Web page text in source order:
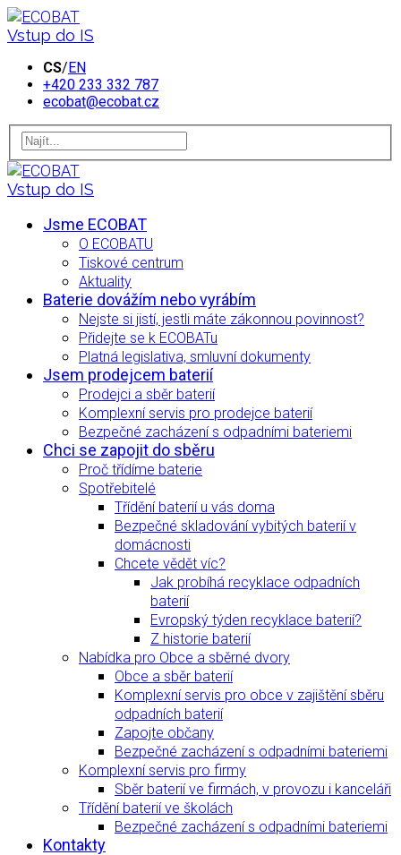
Vstup do IS
CS/EN
+420 233 332 787
ecobat@ecobat.cz
Vstup do IS
Jsme ECOBAT
O ECOBATU
Tiskové centrum
Aktuality
Baterie dovážím nebo vyrábím
Nejste si jistí, jestli máte zákonnou povinnost?
Přidejte se k ECOBATu
Platná legislativa, smluvní dokumenty
Jsem prodejcem baterií
Prodejci a sběr baterií
Komplexní servis pro prodejce baterií
Bezpečné zacházení s odpadními bateriemi
Chci se zapojit do sběru
Proč třídíme baterie
Spotřebitelé
Třídění baterií u vás doma
Bezpečné skladování vybitých baterií v
domácnosti
Chcete vědět víc?
Jak probíhá recyklace odpadních
baterií
Evropský týden recyklace baterií?
Z historie baterií
Nabídka pro Obce a sběrné dvory
Obce a sběr baterií
Komplexní servis pro obce v zajištění sběru
odpadních baterií
Zapojte občany
Bezpečné zacházení s odpadními bateriemi
Komplexní servis pro firmy
Sběr baterií ve firmách, v provozu i kanceláři
Třídění baterií ve školách
Bezpečné zacházení s odpadními bateriemi
Kontakty